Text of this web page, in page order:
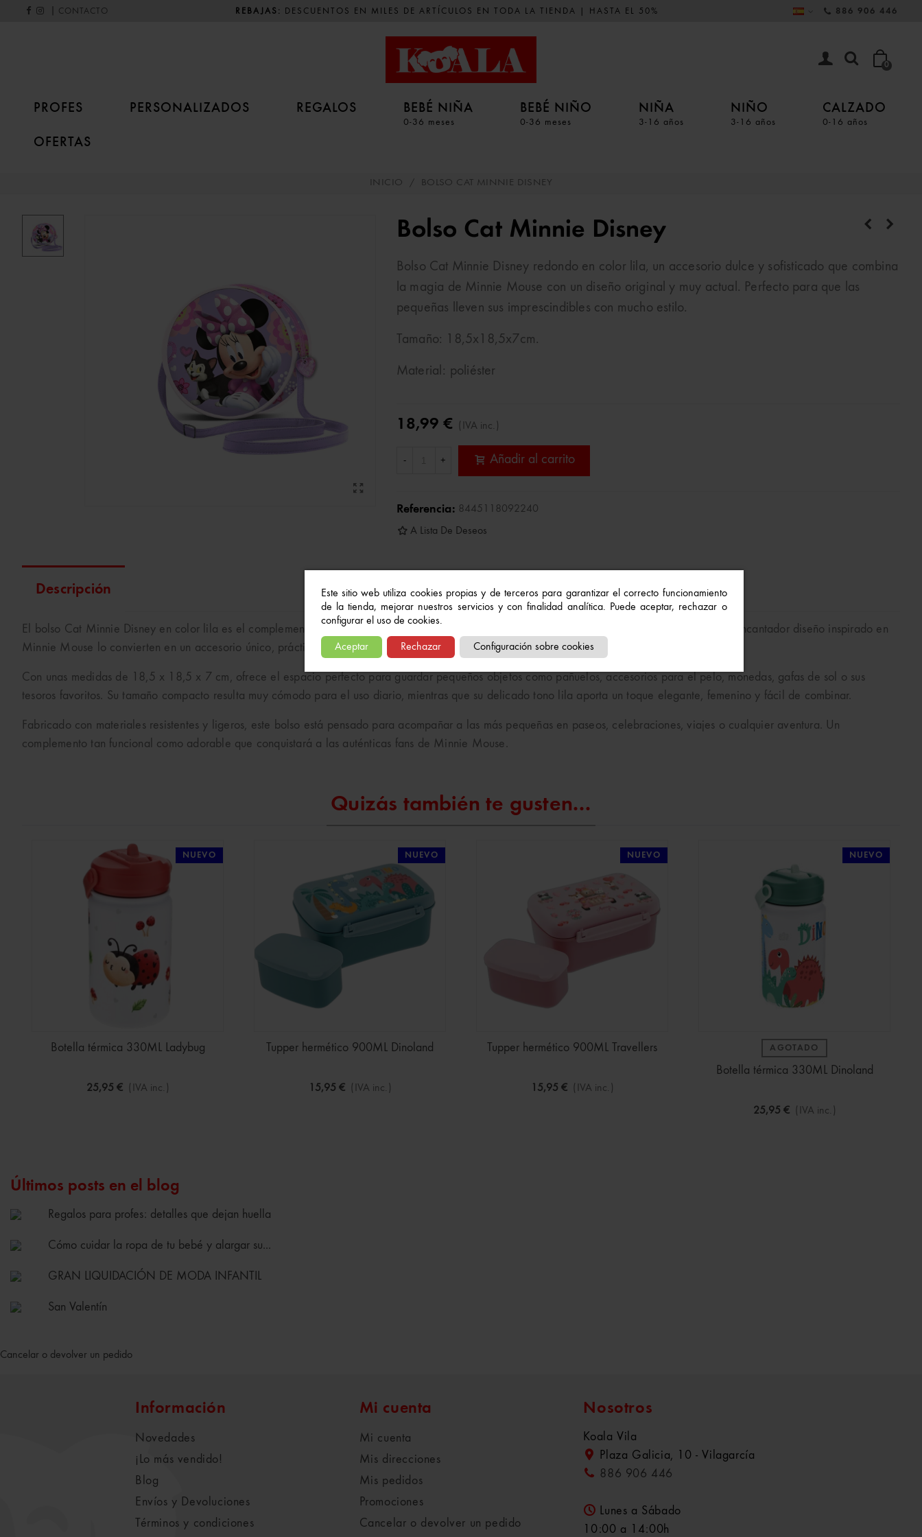
Este sitio web utiliza cookies propias y de terceros para garantizar el correcto funcionamiento
de la tienda, mejorar nuestros servicios y con finalidad analítica. Puede aceptar, rechazar o
configurar el uso de cookies.
Aceptar Rechazar Configuración sobre cookies
CONTACTO REBAJAS: DESCUENTOS EN MILES DE ARTÍCULOS EN TODA LA TIENDA | HASTA EL 50% 886 906 446
0
PROFES PERSONALIZADOS REGALOS BEBÉ NIÑA
0-36 meses
BEBÉ NIÑO
0-36 meses
NIÑA
3-16 años
NIÑO
3-16 años
CALZADO
0-16 años
OFERTAS
INICIO / BOLSO CAT MINNIE DISNEY
Bolso Cat Minnie Disney
Bolso Cat Minnie Disney redondo en color lila, un accesorio dulce y sofisticado que combina
la magia de Minnie Mouse con un diseño original y muy actual. Perfecto para que las
pequeñas lleven sus imprescindibles con mucho estilo.
Tamaño: 18,5x18,5x7cm.
Material: poliéster
18,99 € (IVA inc.)
- + Añadir al carrito
Referencia: 8445118092240
A Lista De Deseos
Descripción
El bolso Cat Minnie Disney en color lila es el complemento ideal para las niñas que adoran el universo Disney. Su original formato redondo y su encantador diseño inspirado en
Minnie Mouse lo convierten en un accesorio único, práctico y lleno de personalidad.
Con unas medidas de 18,5 x 18,5 x 7 cm, ofrece el espacio perfecto para guardar pequeños objetos como pañuelos, accesorios para el pelo, monedas, gafas de sol o sus
tesoros favoritos. Su tamaño compacto resulta muy cómodo para el uso diario, mientras que su delicado tono lila aporta un toque elegante, femenino y fácil de combinar.
Fabricado con materiales resistentes y ligeros, este bolso está pensado para acompañar a las más pequeñas en paseos, celebraciones, viajes o cualquier aventura. Un
complemento tan funcional como adorable que conquistará a las auténticas fans de Minnie Mouse.
Quizás también te gusten...
NUEVO
Botella térmica 330ML Ladybug
25,95 € (IVA inc.)
NUEVO
Tupper hermético 900ML Dinoland
15,95 € (IVA inc.)
NUEVO
Tupper hermético 900ML Travellers
15,95 € (IVA inc.)
NUEVO
AGOTADO
Botella térmica 330ML Dinoland
25,95 € (IVA inc.)
Últimos posts en el blog
Regalos para profes: detalles que dejan huella
Cómo cuidar la ropa de tu bebé y alargar su...
GRAN LIQUIDACIÓN DE MODA INFANTIL
San Valentín
Cancelar o devolver un pedido
Información
Novedades
¡Lo más vendido!
Blog
Envíos y Devoluciones
Términos y condiciones
Mi cuenta
Mi cuenta
Mis direcciones
Mis pedidos
Promociones
Cancelar o devolver un pedido
Nosotros
Koala Vila
Plaza Galicia, 10 - Vilagarcía
886 906 446
Lunes a Sábado
10:00 a 14:00h